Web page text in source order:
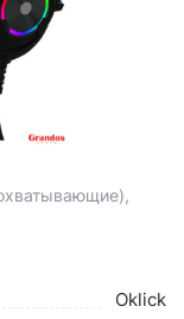
Oklick